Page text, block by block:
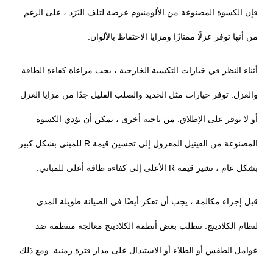
فإن الكسوة المصنوعة من الألومنيوم عرضة لتلف البَرَد ، على الرغم
من أنها توفر عزلًا ممتازًا ومزايا الاحتفاظ بالألوان.
أثناء النظر في خيارات التكسية الخارجية ، يجب مراعاة كفاءة الطاقة
والعزل. توفر خيارات مثل الحديد والصلب القليل جدًا من مزايا العزل
أو لا توفر على الإطلاق. من ناحية أخرى ، يمكن أن تؤدي الكسوة
المصنوعة من الفينيل المعزول إلى تحسين قيمة R للمبنى بشكل كبير.
بشكل عام ، تشير قيمة R الأعلى إلى كفاءة طاقة أعلى للمباني.
قبل إجراء مكالمة ، يجب أن تفكر أيضًا في الصيانة طويلة المدى
لنظام الكلادينج. تتطلب بعض أنظمة الكلادينج معالجة منتظمة ضد
عوامل الطقس أو الطلاء أو الاستبدال على مدار فترة زمنية. ومع ذلك